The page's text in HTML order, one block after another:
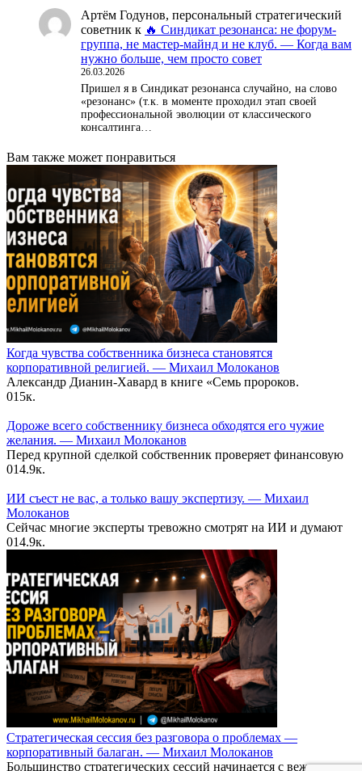
Артём Годунов, персональный стратегический
советник к 🔥 Синдикат резонанса: не форум-
группа, не мастер-майнд и не клуб. — Когда вам
нужно больше, чем просто совет
26.03.2026
Пришел я в Синдикат резонанса случайно, на слово
«резонанс» (т.к. в моменте проходил этап своей
профессиональной эволюции от классического
консалтинга…
Вам также может понравиться
Когда чувства собственника бизнеса становятся
корпоративной религией. — Михаил Молоканов
Александр Дианин-Хавард в книге «Семь пророков.
015к.
Дороже всего собственнику бизнеса обходятся его чужие
желания. — Михаил Молоканов
Перед крупной сделкой собственник проверяет финансовую
014.9к.
ИИ съест не вас, а только вашу экспертизу. — Михаил
Молоканов
Сейчас многие эксперты тревожно смотрят на ИИ и думают
014.9к.
Стратегическая сессия без разговора о проблемах —
корпоративный балаган. — Михаил Молоканов
Большинство стратегических сессий начинается с вежливого